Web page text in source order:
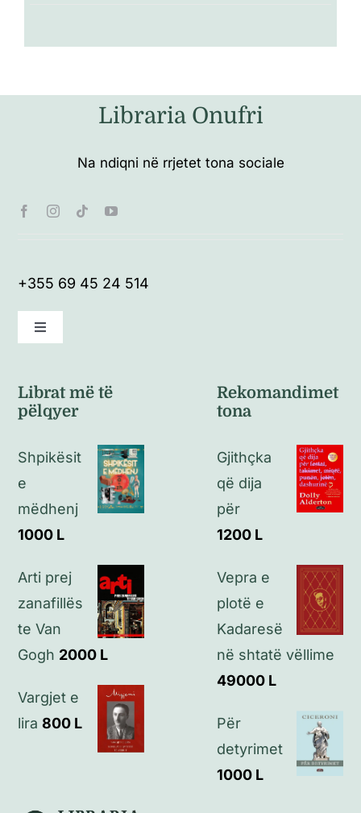
Libraria Onufri
Na ndiqni në rrjetet tona sociale
+355 69 45 24 514
Toggle
Politikat e kthimeve
Politikat e privatësisë
Librat më të
pëlqyer
Shpikësit
e
mëdhenj
1000 L
Arti prej
zanafillës
te Van
Gogh 2000 L
Vargjet e
lira 800 L
Rekomandimet
tona
Gjithçka
që dija
për
1200 L
Vepra e
plotë e
Kadaresë
në shtatë vëllime
49000 L
Për
detyrimet
1000 L